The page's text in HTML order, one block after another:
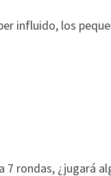
influido, los
7 rondas, ¿jugará